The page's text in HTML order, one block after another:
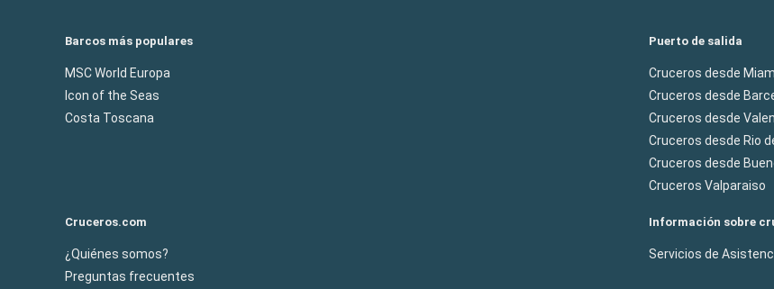
Barcos más populares
MSC World Europa
Icon of the Seas
Costa Toscana
Puerto de salida
Cruceros desde
Cruceros desde
Cruceros desde
Cruceros desde Rio
Cruceros desde
Cruceros Valparaiso
Cruceros.com
¿Quiénes somos?
Preguntas frecuentes
Información sobre
Servicios de